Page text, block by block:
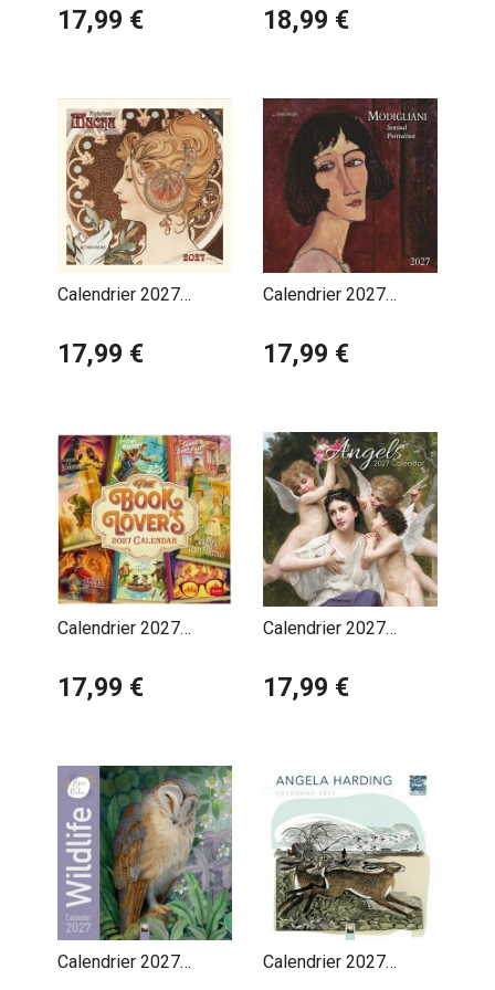
Merveilles
17,99 €
Merveilles
18,99 €
Calendrier 2027
17,99 €
Calendrier 2027
17,99 €
Calendrier 2027
17,99 €
Calendrier 2027
Célestes
17,99 €
Calendrier 2027
Calendrier 2027